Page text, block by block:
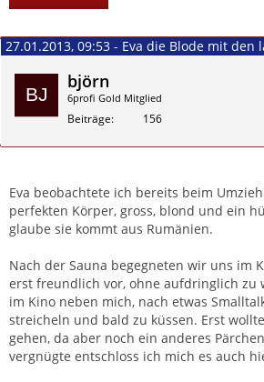
27.01.2013, 09:53 - Eva die Blode mit den
björn
6profi Gold Mitglied
Beiträge 156
Eva beobachtete ich bereits beim
perfekten Körper, gross, blond und ein
glaube sie kommt aus Rumänien.
Nach der Sauna begegneten wir uns im
erst freundlich vor, ohne aufdringlich zu
im Kino neben mich, nach etwas
streicheln und bald zu küssen. Erst
gehen, da aber noch ein anderes
vergnügte entschloss ich mich es auch